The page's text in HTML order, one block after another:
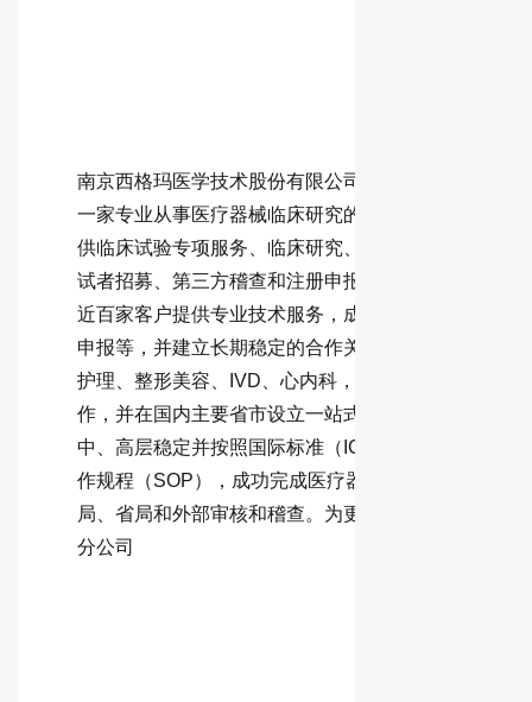
南京西格玛医学技术股份有限公司（SIGMAMED）
一家专业从事医疗器械临床研究的创新型CRO，证券
供临床试验专项服务、临床研究、方案撰写、统计分
试者招募、第三方稽查和注册申报的整体解决方案。
近百家客户提供专业技术服务，成功完成医学方案设
申报等，并建立长期稳定的合作关系。涉及主要的20
护理、整形美容、IVD、心内科，心外科，皮肤科等
作，并在国内主要省市设立一站式服务，与全国80%
中、高层稳定并按照国际标准（ICH-GCP）操作的专
作规程（SOP），成功完成医疗器械Ⅱ、Ⅲ类产品临床
局、省局和外部审核和稽查。为更好服务方便客户，
分公司